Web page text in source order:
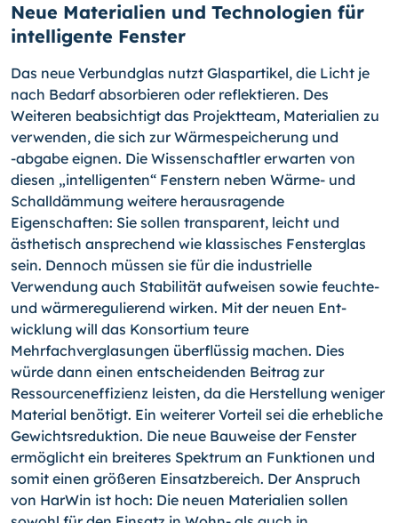
Neue Materialien und Technologien für
intelligente Fenster
Das neue Verbundglas nutzt Glaspartikel, die Licht je
nach Bedarf absorbieren oder reflektieren. Des
Weiteren beabsichtigt das Projektteam, Materialien zu
verwenden, die sich zur Wärmespeicherung und
-abgabe eignen. Die Wissenschaftler erwarten von
diesen „intelligenten“ Fenstern neben Wärme- und
Schalldämmung weitere herausra­gende
Eigenschaften: Sie sollen transparent, leicht und
ästhetisch ansprechend wie klassisches Fensterglas
sein. Dennoch müssen sie für die industrielle
Verwendung auch Stabilität aufweisen sowie feuchte-
und wärmeregulierend wirken. Mit der neuen Ent­
wicklung will das Konsortium teure
Mehrfachverglasungen überflüssig machen. Dies
würde dann einen entscheidenden Beitrag zur
Ressourceneffizienz leisten, da die Her­stellung weniger
Material benötigt. Ein weiterer Vorteil sei die erhebliche
Gewichtsre­duktion. Die neue Bauweise der Fenster
ermöglicht ein breiteres Spektrum an Funktio­nen und
somit einen größeren Einsatzbereich. Der Anspruch
von HarWin ist hoch: Die neuen Materialien sollen